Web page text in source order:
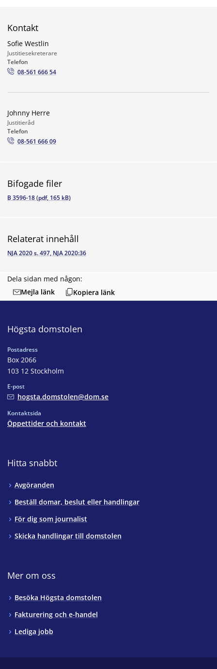
Dela sidan med någon:
Mejla länk
Kopiera länk
Kontakt
Sofie Westlin
Justitiesekreterare
Telefon
08-561 666 54
Johnny Herre
Justitieråd
Telefon
08-561 666 09
Bifogade filer
B 3596-18 (pdf, 165 kB)
Relaterat innehåll
NJA 2020 s. 497, NJA 2020:36
Högsta domstolen
Postadress
Box 2066
103 12 Stockholm
E-post
hogsta.domstolen@dom.se
Kontaktsida
Öppettider och kontakt
Hitta snabbt
Avgöranden
Beställ domar, beslut eller handlingar
För dig som journalist
Skicka handlingar till domstolen
Mer om oss
Besöka Högsta domstolen
Fakturering och e-handel
Lediga jobb